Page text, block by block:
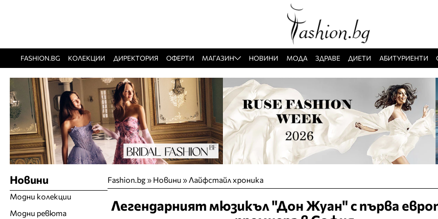
FASHION.BG КОЛЕКЦИИ ДИРЕКТОРИЯ ОФЕРТИ МАГАЗИН НОВИНИ МОДА ЗДРАВЕ ДИЕТИ АБИТУРИЕНТИ
Fashion.bg» Новини » Лайфстайл хроника
Легендарният мюзикъл "Дон Жуан" с първа
Новини
Модни колекции
Модни ревюта